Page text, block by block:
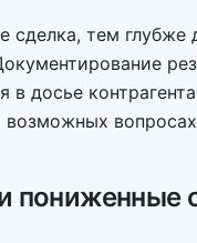
сделка, тем глубже
в досье
пониженные